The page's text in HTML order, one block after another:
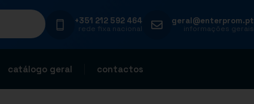
+351 212 592 464
rede fixa nacional
geral@enterprom.pt
informações gerais
catálogo geral contactos